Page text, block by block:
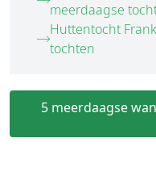
meerdaagse
Huttentocht
tochten
5 meerdaagse